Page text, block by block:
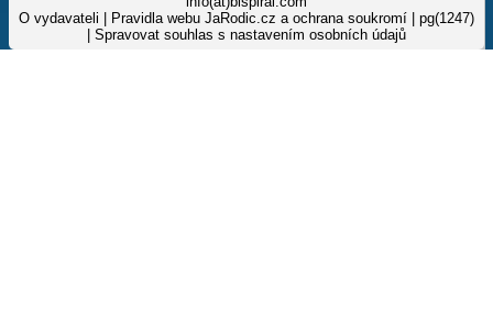
O vydavateli
Pravidla webu JaRodic.cz a ochrana soukromí | pg(1247)
Spravovat souhlas s nastavením osobních údajů